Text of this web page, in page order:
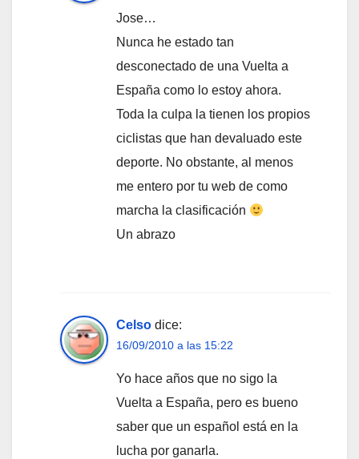
Jose…
Nunca he estado tan
desconectado de una Vuelta a
España como lo estoy ahora.
Toda la culpa la tienen los propios
ciclistas que han devaluado este
deporte. No obstante, al menos
me entero por tu web de como
marcha la clasificación
Un abrazo
Celso dice:
16/09/2010 a las 15:22
Yo hace años que no sigo la
Vuelta a España, pero es bueno
saber que un español está en la
lucha por ganarla.